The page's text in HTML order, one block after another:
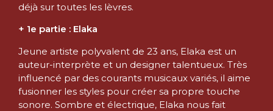
déjà sur toutes les lèvres.
+ 1e partie : Elaka
Jeune artiste polyvalent de 23 ans, Elaka est un
auteur-interprète et un designer talentueux. Très
influencé par des courants musicaux variés, il aime
fusionner les styles pour créer sa propre touche
sonore. Sombre et électrique, Elaka nous fait